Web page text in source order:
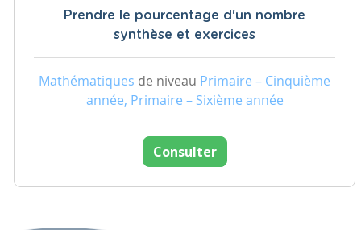
Prendre le pourcentage d'un nombre
synthèse et exercices
Mathématiques de niveau Primaire – Cinquième
année, Primaire – Sixième année
Consulter